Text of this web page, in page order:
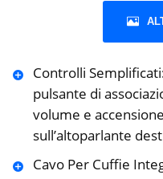
Controlli
pulsante di
‎volume e
sull’altoparlante
Cavo Per Cuffie